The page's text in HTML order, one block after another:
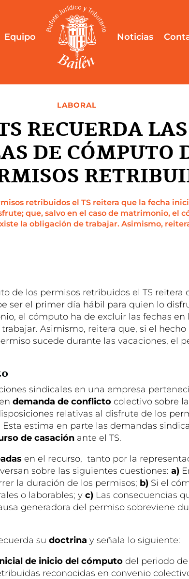
Equipo Noticias
LABORAL
RECUERDA LAS
DE CÓMPUTO
retribuidos el TS reitera que la fecha
que, salvo en el caso de matrimonio, el
la obligación de trabajar. Asimismo,
de los permisos retribuidos el TS reitera
ser el primer día hábil para quien lo
el cómputo ha de excluir las fechas en
Asimismo, reitera que, si el hecho
sucede durante las vacaciones, el
sindicales en una empresa
demanda de conflicto colectivo sobre la
relativas al disfrute de los
estima en parte las demandas
de casación ante el TS.
en el recurso, tanto por la
sobre las siguientes cuestiones: a)
la duración de los permisos; b) Si el
o laborables; y c) Las consecuencias
generadora del permiso sobreviene
su doctrina y señala lo siguiente:
de inicio del cómputo del periodo
reconocidas en convenio